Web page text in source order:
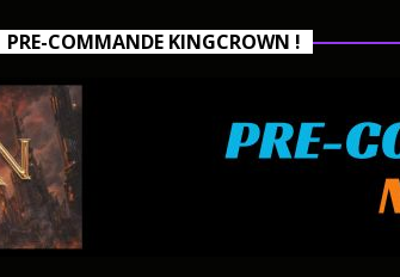
PRE-COMMANDE KINGCROWN !